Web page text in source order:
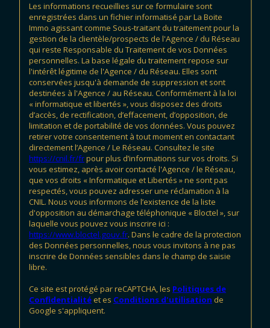
Les informations recueillies sur ce formulaire sont
enregistrées dans un fichier informatisé par La Boite
Immo agissant comme Sous-traitant du traitement pour la
gestion de la clientèle/prospects de l'Agence / du Réseau
qui reste Responsable du Traitement de vos Données
personnelles. La base légale du traitement repose sur
l'intérêt légitime de l'Agence / du Réseau. Elles sont
conservées jusqu'à demande de suppression et sont
destinées à l'Agence / au Réseau. Conformément à la loi
« informatique et libertés », vous disposez des droits
d’accès, de rectification, d’effacement, d’opposition, de
limitation et de portabilité de vos données. Vous pouvez
retirer votre consentement à tout moment en contactant
directement l’Agence / Le Réseau. Consultez le site
https://cnil.fr/frpour plus d’informations sur vos droits. Si
vous estimez, après avoir contacté l'Agence / le Réseau,
que vos droits « Informatique et Libertés » ne sont pas
respectés, vous pouvez adresser une réclamation à la
CNIL. Nous vous informons de l’existence de la liste
d'opposition au démarchage téléphonique « Bloctel », sur
laquelle vous pouvez vous inscrire ici :
https://www.bloctel.gouv.fr. Dans le cadre de la protection
des Données personnelles, nous vous invitons à ne pas
inscrire de Données sensibles dans le champ de saisie
libre.
Ce site est protégé par reCAPTCHA, les Politiques de
Confidentialité et es Conditions d'utilisation de
Google s'appliquent.